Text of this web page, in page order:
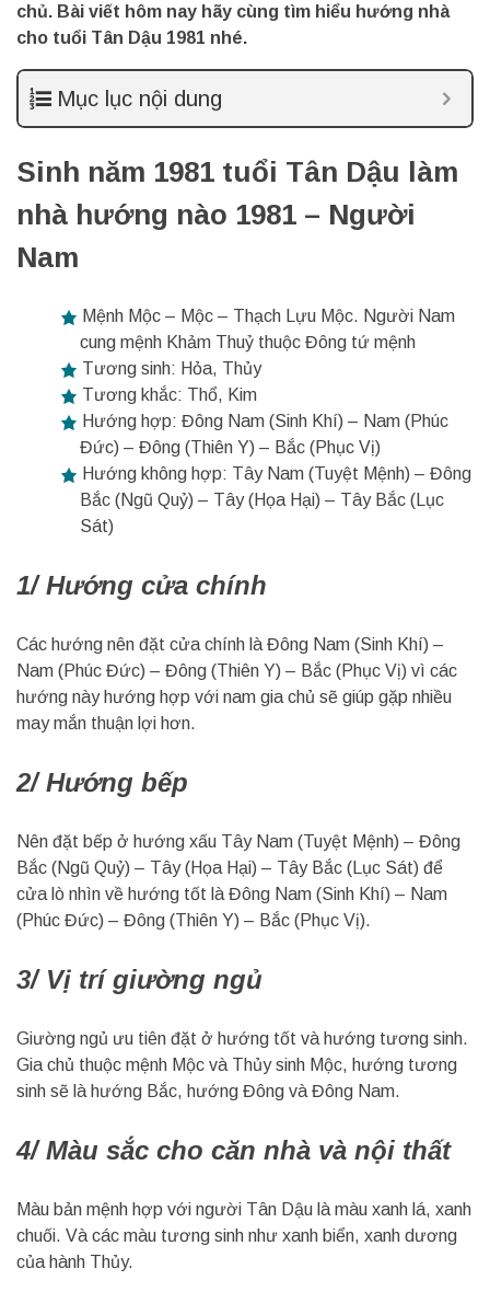
chủ. Bài viết hôm nay hãy cùng tìm hiểu hướng nhà
cho tuổi Tân Dậu 1981 nhé.
Mục lục nội dung
Sinh năm 1981 tuổi Tân Dậu làm
nhà hướng nào 1981 – Người
Nam
Mệnh Mộc – Mộc – Thạch Lựu Mộc. Người Nam
cung mệnh Khảm Thuỷ thuộc Đông tứ mệnh
Tương sinh: Hỏa, Thủy
Tương khắc: Thổ, Kim
Hướng hợp: Đông Nam (Sinh Khí) – Nam (Phúc
Đức) – Đông (Thiên Y) – Bắc (Phục Vị)
Hướng không hợp: Tây Nam (Tuyệt Mệnh) – Đông
Bắc (Ngũ Quỷ) – Tây (Họa Hại) – Tây Bắc (Lục
Sát)
1/ Hướng cửa chính
Các hướng nên đặt cửa chính là Đông Nam (Sinh Khí) –
Nam (Phúc Đức) – Đông (Thiên Y) – Bắc (Phục Vị) vì các
hướng này hướng hợp với nam gia chủ sẽ giúp gặp nhiều
may mắn thuận lợi hơn.
2/ Hướng bếp
Nên đặt bếp ở hướng xấu Tây Nam (Tuyệt Mệnh) – Đông
Bắc (Ngũ Quỷ) – Tây (Họa Hại) – Tây Bắc (Lục Sát) để
cửa lò nhìn về hướng tốt là Đông Nam (Sinh Khí) – Nam
(Phúc Đức) – Đông (Thiên Y) – Bắc (Phục Vị).
3/ Vị trí giường ngủ
Giường ngủ ưu tiên đặt ở hướng tốt và hướng tương sinh.
Gia chủ thuộc mệnh Mộc và Thủy sinh Mộc, hướng tương
sinh sẽ là hướng Bắc, hướng Đông và Đông Nam.
4/ Màu sắc cho căn nhà và nội thất
Màu bản mệnh hợp với người Tân Dậu là màu xanh lá, xanh
chuối. Và các màu tương sinh như xanh biển, xanh dương
của hành Thủy.